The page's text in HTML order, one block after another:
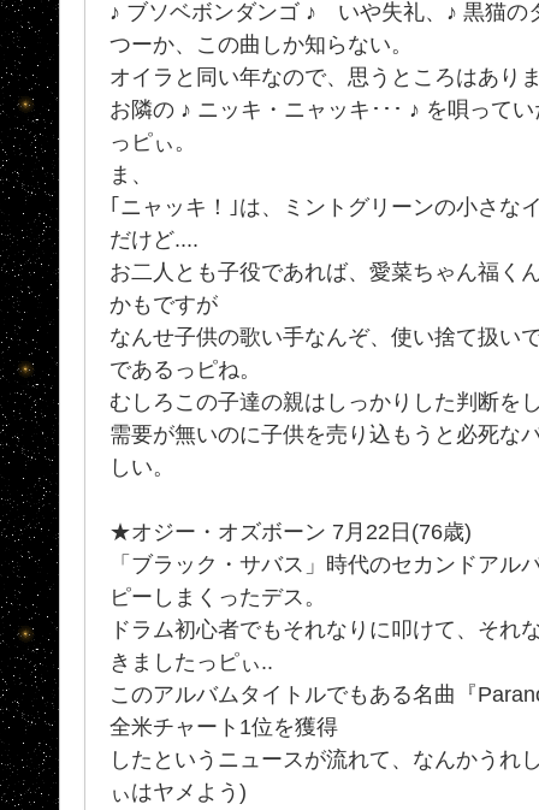
♪ ブソベボンダンゴ ♪ いや失礼、♪ 黒猫の
つーか、この曲しか知らない。
オイラと同い年なので、思うところはあり
お隣の ♪ ニッキ・ニャッキ･･･ ♪ を唄って
っピぃ。
ま、
｢ニャッキ！｣は、ミントグリーンの小さな
だけど....
お二人とも子役であれば、愛菜ちゃん福く
かもですが
なんせ子供の歌い手なんぞ、使い捨て扱い
であるっピね。
むしろこの子達の親はしっかりした判断を
需要が無いのに子供を売り込もうと必死な
しい。
★オジー・オズボーン 7月22日(76歳)
「ブラック・サバス」時代のセカンドアル
ピーしまくったデス。
ドラム初心者でもそれなりに叩けて、それ
きましたっピぃ..
このアルバムタイトルでもある名曲『
全米チャート1位を獲得
したというニュースが流れて、なんかう
ぃはヤメよう)